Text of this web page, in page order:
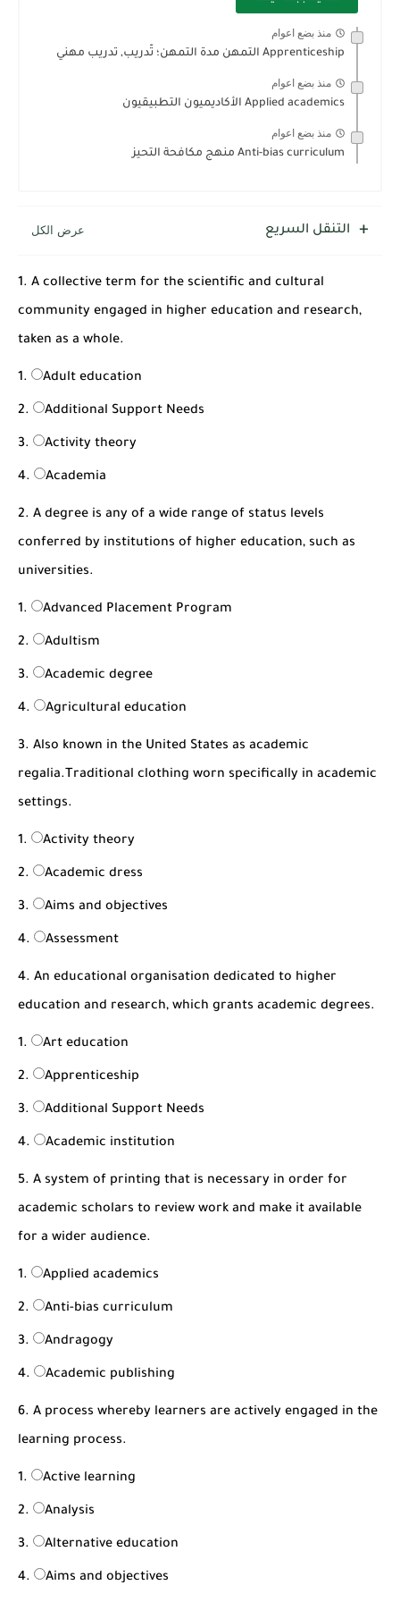
منذ بضع اعوام
Apprenticeship التمهن مدة التمهن؛ تّدريب, تدريب مهني
منذ بضع اعوام
Applied academics الأكاديميون التطبيقيون
منذ بضع اعوام
Anti-bias curriculum منهج مكافحة التحيز
التنقل السريع
1. A collective term for the scientific and cultural
community engaged in higher education and research,
taken as a whole.
Adult education
Additional Support Needs
Activity theory
Academia
2. A degree is any of a wide range of status levels
conferred by institutions of higher education, such as
universities.
Advanced Placement Program
Adultism
Academic degree
Agricultural education
3. Also known in the United States as academic
regalia.Traditional clothing worn specifically in academic
settings.
Activity theory
Academic dress
Aims and objectives
Assessment
4. An educational organisation dedicated to higher
education and research, which grants academic degrees.
Art education
Apprenticeship
Additional Support Needs
Academic institution
5. A system of printing that is necessary in order for
academic scholars to review work and make it available
for a wider audience.
Applied academics
Anti-bias curriculum
Andragogy
Academic publishing
6. A process whereby learners are actively engaged in the
learning process.
Active learning
Analysis
Alternative education
Aims and objectives